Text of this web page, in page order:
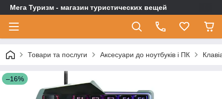
Мега Туризм - магазин туристических вещей
Товари та послуги Аксесуари до ноутбуків і ПК
–16%